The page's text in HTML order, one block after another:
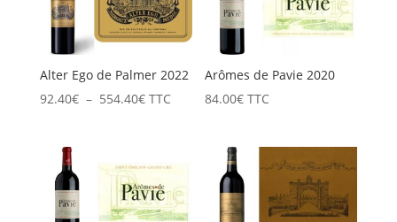
Alter Ego de Palmer 2022
92.40€ – 554.40€Plage
92.40€
à
554.40€
TTC
Arômes de Pavie 2020
84.00€ TTC